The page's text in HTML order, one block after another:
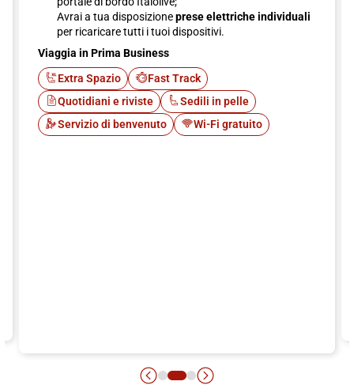
Avrai a tua disposizioneprese elettriche individuali
per ricaricare tutti i tuoi dispositivi.
Viaggia in Prima Business
Extra Spazio
Fast Track
Quotidiani e riviste
Sedili in pelle
Servizio di benvenuto
Wi-Fi gratuito